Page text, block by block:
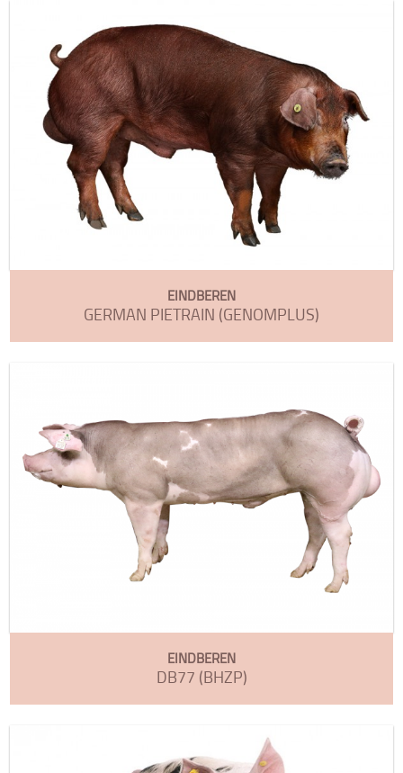
EINDBEREN
GERMAN PIETRAIN (GENOMPLUS)
EINDBEREN
DB77 (BHZP)